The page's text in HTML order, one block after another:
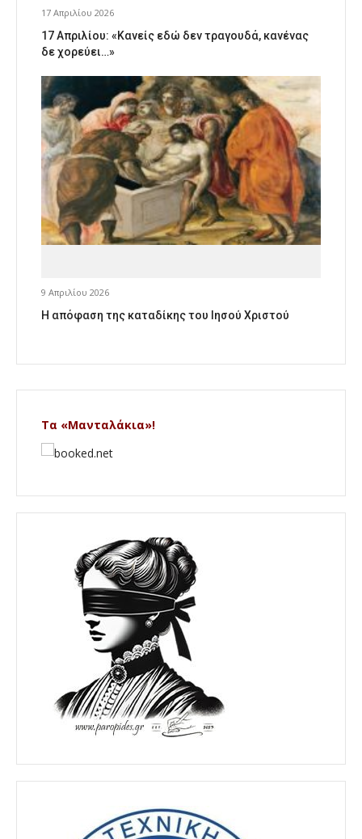
17 Απριλίου 2026
17 Απριλίου: «Κανείς εδώ δεν τραγουδά, κανένας
δε χορεύει…»
9 Απριλίου 2026
Η απόφαση της καταδίκης του Ιησού Χριστού
Τα «Μανταλάκια»!